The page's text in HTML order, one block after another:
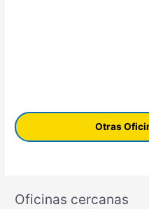
Otras
Oficinas cercanas